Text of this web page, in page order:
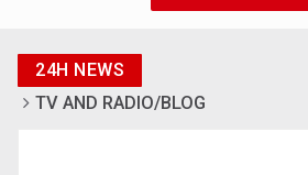
24H NEWS
TV AND RADIO/BLOG